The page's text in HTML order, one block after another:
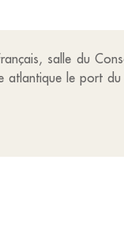
salle du
atlantique le port